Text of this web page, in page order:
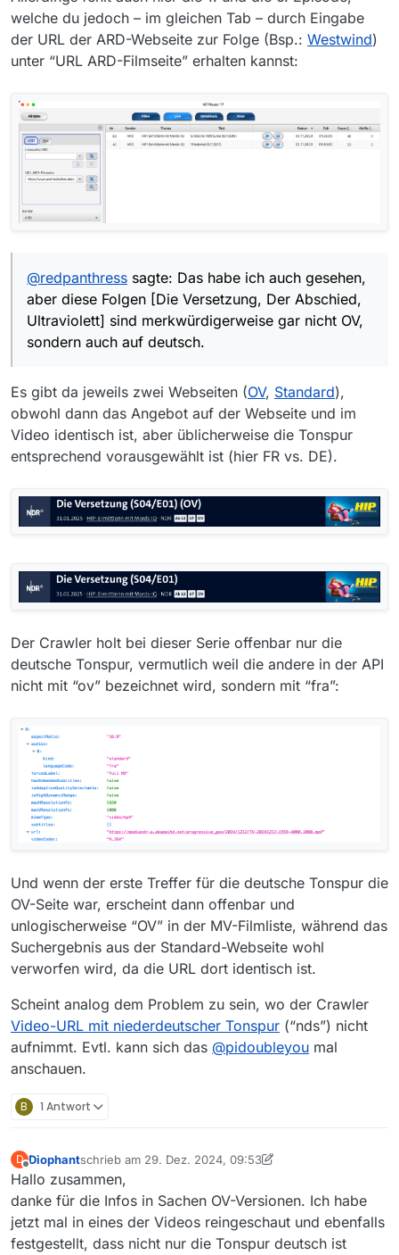
welche du jedoch – im gleichen Tab – durch Eingabe
der URL der ARD-Webseite zur Folge (Bsp.: Westwind)
unter “URL ARD-Filmseite” erhalten kannst:
@redpanthress sagte: Das habe ich auch gesehen,
aber diese Folgen [Die Versetzung, Der Abschied,
Ultraviolett] sind merkwürdigerweise gar nicht OV,
sondern auch auf deutsch.
Es gibt da jeweils zwei Webseiten (OV, Standard),
obwohl dann das Angebot auf der Webseite und im
Video identisch ist, aber üblicherweise die Tonspur
entsprechend vorausgewählt ist (hier FR vs. DE).
Der Crawler holt bei dieser Serie offenbar nur die
deutsche Tonspur, vermutlich weil die andere in der API
nicht mit “ov” bezeichnet wird, sondern mit “fra”:
Und wenn der erste Treffer für die deutsche Tonspur die
OV-Seite war, erscheint dann offenbar und
unlogischerweise “OV” in der MV-Filmliste, während das
Suchergebnis aus der Standard-Webseite wohl
verworfen wird, da die URL dort identisch ist.
Scheint analog dem Problem zu sein, wo der Crawler
Video-URL mit niederdeutscher Tonspur (“nds”) nicht
aufnimmt. Evtl. kann sich das @pidoubleyou mal
anschauen.
B 1 Antwort
D
Offline
Diophantschrieb am 29. Dez. 2024, 09:53
zuletzt editiert von Diophant
Hallo zusammen,
danke für die Infos in Sachen OV-Versionen. Ich habe
jetzt mal in eines der Videos reingeschaut und ebenfalls
festgestellt, dass nicht nur die Tonspur deutsch ist